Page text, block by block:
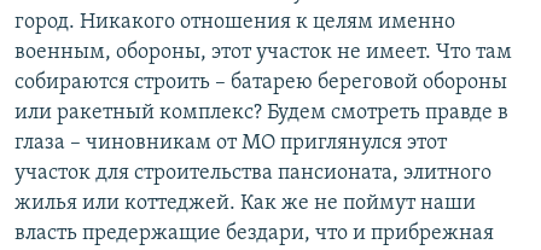
город. Никакого отношения к целям именно
военным, обороны, этот участок не имеет. Что там
собираются строить – батарею береговой обороны
или ракетный комплекс? Будем смотреть правде в
глаза – чиновникам от МО приглянулся этот
участок для строительства пансионата, элитного
жилья или коттеджей. Как же не поймут наши
власть предержащие бездари, что и прибрежная